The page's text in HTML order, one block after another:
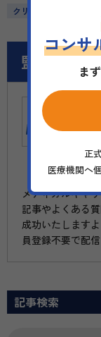
クリニック
監修者
メ
編集
メディカルキャ
記事やよくある
成功いたします
員登録不要で配信
記事検索
コンサ
ま
正
医療機関へ